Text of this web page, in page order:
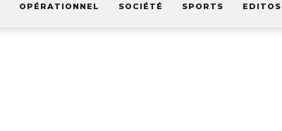
OPÉRATIONNEL SOCIÉTÉ SPORTS EDITOS